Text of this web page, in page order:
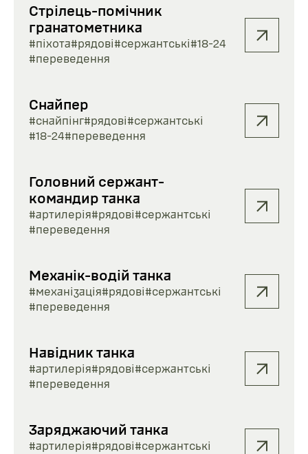
Стрілець-помічник
гранатометника
#піхота#рядові#сержантські#18-24
#переведення
Снайпер
#снайпінг#рядові#сержантські
#18-24#переведення
Головний сержант-
командир танка
#артилерія#рядові#сержантські
#переведення
Механік-водій танка
#механізація#рядові#сержантські
#переведення
Навідник танка
#артилерія#рядові#сержантські
#переведення
Заряджаючий танка
#артилерія#рядові#сержантські